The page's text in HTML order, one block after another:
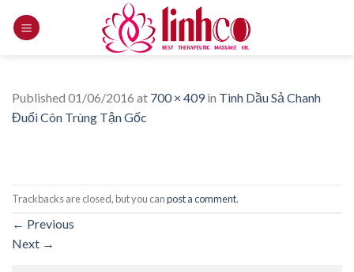
Published 01/06/2016 at 700 × 409in Tinh Dầu Sả Chanh
Đuổi Côn Trùng Tận Gốc
Trackbacks are closed, but you canpost a comment.
← Previous
Next →